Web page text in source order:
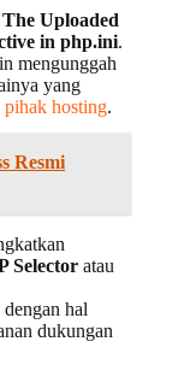
The Uploaded
in php.ini.
mengunggah
yang
pihak hosting.
Resmi
Selector atau
hal
dukungan